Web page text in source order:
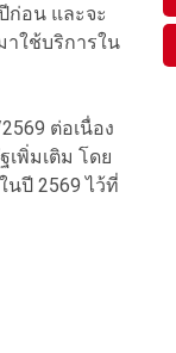
ก่อน และจะ
าใช้บริการใน
ต่อเนื่อง
พิ่มเติม โดย
นปี 2569 ไว้ที่